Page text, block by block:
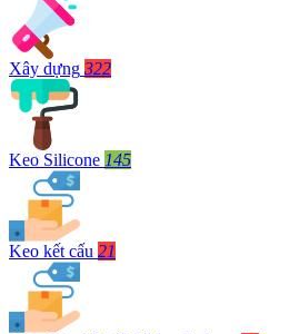
Xây dựng 322
Keo Silicone 145
Keo kết cấu 21